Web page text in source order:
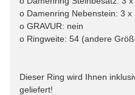
o Damenring Nebenstein: 3
o GRAVUR: nein
o Ringweite: 54 (andere
Dieser Ring wird Ihnen
geliefert!